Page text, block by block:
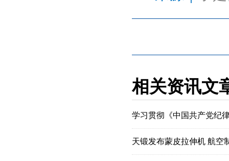
相关资讯文
学习贯彻《中国共产党纪
天锻发布蒙皮拉伸机 航空